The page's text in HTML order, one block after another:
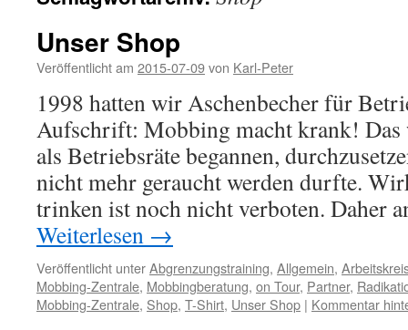
Unser Shop
Veröffentlicht am 2015-07-09von Karl-Peter
1998 hatten wir Aschenbecher für
Aufschrift: Mobbing macht krank! Das
als Betriebsräte begannen,
nicht mehr geraucht werden durfte.
trinken ist noch nicht verboten. Daher
Weiterlesen →
Veröffentlicht unterAbgrenzungstraining, Allgemein,
Mobbing-Zentrale, Mobbingberatung, on Tour, Partner,
Mobbing-Zentrale, Shop, T-Shirt, Unser Shop | Kommentar